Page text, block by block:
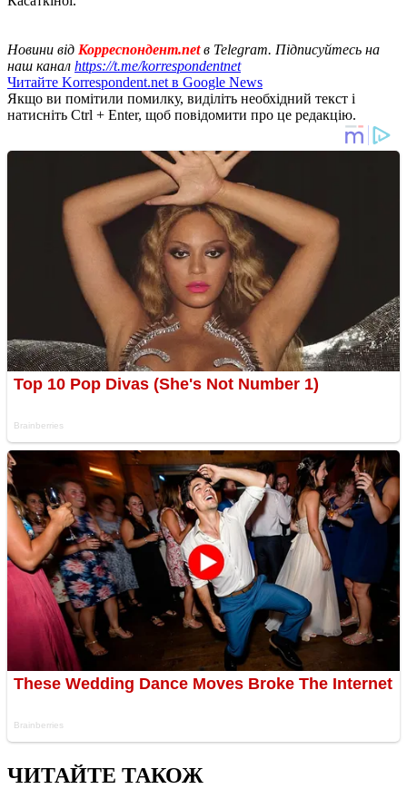
Новини від Корреспондент.netв Telegram. Підписуйтесь на
наш канал https://t.me/korrespondentnet
Читайте Korrespondent.net в Google News
Якщо ви помітили помилку, виділіть необхідний текст і
натисніть Ctrl + Enter, щоб повідомити про це редакцію.
ЧИТАЙТЕ ТАКОЖ